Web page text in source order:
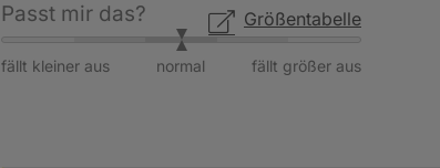
Größentabelle
Passt mir das?
fällt kleiner aus fällt größer aus
normal